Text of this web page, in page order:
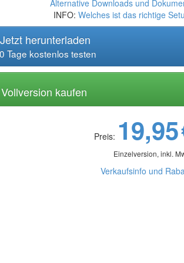
Alternative Downloads und
INFO: Welches ist das richtige
Jetzt herunterladen
Tage kostenlos testen
kaufen
Preis: 19,95
Einzelversion, inkl.
Verkaufsinfo und